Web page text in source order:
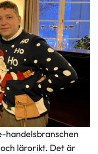
handelsbranschen
lärorikt. Det är